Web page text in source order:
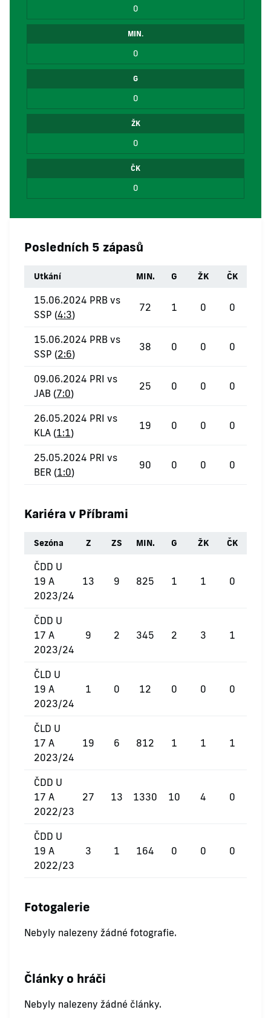
0
MIN.
0
G
0
ŽK
0
ČK
0
Posledních 5 zápasů
Utkání MIN. G ŽK ČK
15.06.2024 PRB vs
SSP (4:3)
72 1 0 0
15.06.2024 PRB vs
SSP (2:6)
38 0 0 0
09.06.2024 PRI vs
JAB (7:0)
25 0 0 0
26.05.2024 PRI vs
KLA (1:1)
19 0 0 0
25.05.2024 PRI vs
BER (1:0)
90 0 0 0
Kariéra v Příbrami
Sezóna Z ZS MIN. G ŽK ČK
ČDD U
19 A
2023/24
13 9 825 1 1 0
ČDD U
17 A
2023/24
9 2 345 2 3 1
ČLD U
19 A
2023/24
1 0 12 0 0 0
ČLD U
17 A
2023/24
19 6 812 1 1 1
ČDD U
17 A
2022/23
27 13 1330 10 4 0
ČDD U
19 A
2022/23
3 1 164 0 0 0
Fotogalerie
Nebyly nalezeny žádné fotografie.
Články o hráči
Nebyly nalezeny žádné články.